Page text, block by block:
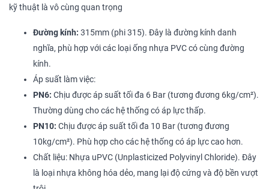
kỹ thuật là vô cùng quan trọng
Đường kính: 315mm (phi 315). Đây là đường kính danh
nghĩa, phù hợp với các loại ống nhựa PVC có cùng đường
kính.
Áp suất làm việc:
PN6: Chịu được áp suất tối đa 6 Bar (tương đương 6kg/cm²).
Thường dùng cho các hệ thống có áp lực thấp.
PN10: Chịu được áp suất tối đa 10 Bar (tương đương
10kg/cm²). Phù hợp cho các hệ thống có áp lực cao hơn.
Chất liệu: Nhựa uPVC (Unplasticized Polyvinyl Chloride). Đây
là loại nhựa không hóa dẻo, mang lại độ cứng và độ bền vượt